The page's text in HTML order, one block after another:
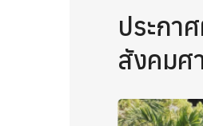
ประกา
สังคมศ